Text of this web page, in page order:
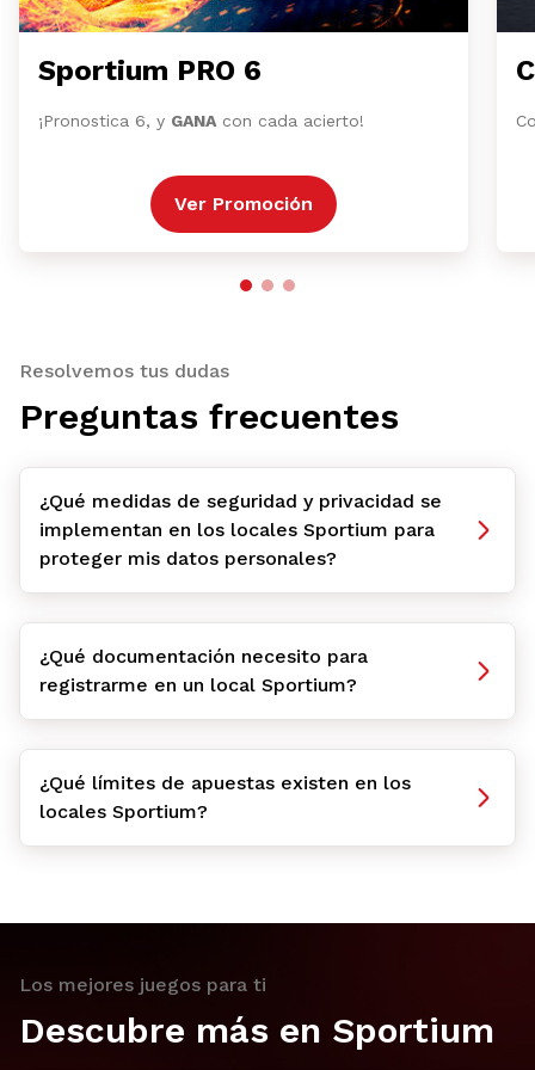
Sportium PRO 6
¡Pronostica 6, y GANA con cada acierto!
Ver Promoción
Resolvemos tus dudas
Preguntas frecuentes
¿Qué medidas de seguridad y privacidad se
implementan en los locales Sportium para
proteger mis datos personales?
¿Qué documentación necesito para
registrarme en un local Sportium?
¿Qué límites de apuestas existen en los
locales Sportium?
Los mejores juegos para ti
Descubre más en Sportium